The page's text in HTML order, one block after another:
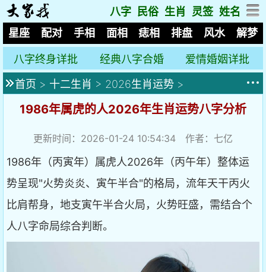
八字 民俗 生肖 灵签 姓名
星座
配对 手相 面相 痣相 排盘 风水 解梦
八字终身详批 经典八字合婚
爱情婚姻详批
首页 > 十二生肖 > 2026生肖运势 >
1986年属虎的人2026年生肖运势八字分析
更新时间：2026-01-24 10:54:34 作者：七亿
1986年（丙寅年）属虎人2026年（丙午年）整体运
势呈现"火势炎炎、寅午半合"的格局，流年天干丙火
比肩帮身，地支寅午半合火局，火势旺盛，需结合个
人八字命局综合判断。